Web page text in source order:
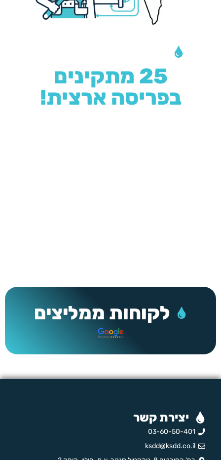
25 מתקינים
בפריסה ארצית!
לקוחות ממליצים
יצירת קשר
03-60-50-401
ksdd@ksdd.co.il